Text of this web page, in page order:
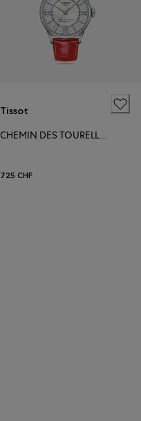
Tissot
CHEMIN DES TOURELLES POWERMATIC 80 LADY
725 CHF